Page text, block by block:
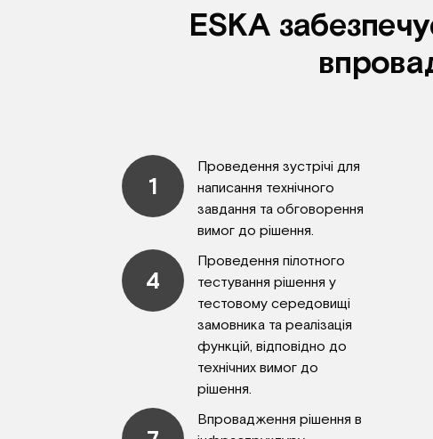
ESKA
1
Проведення зустрічі для
написання технічного
завдання та обговорення
вимог до рішення.
4
Проведення пілотного
тестування рішення у
тестовому середовищі
замовника та реалізація
функцій, відповідно до
технічних вимог до
рішення.
Впровадження рішення в